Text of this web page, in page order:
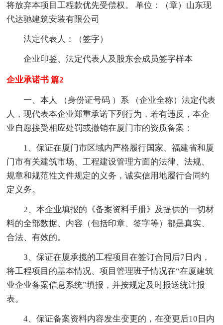
将放弃本项目工程款优先受偿权。 单位：（章）山东现
代达驰建筑安装有限公司
法定代表人：（签字）
企业印鉴、法定代表人及股东会成员签字样本
企业承诺书 篇2
一、本人 （身份证号码 ）系 （企业全称）法定代表
人，现代表本企业郑重承诺下列行为，若有违反，本企
业自愿接受相应处罚或撤销在厦门市的资质备案：
1、保证在厦门市区域内严格履行国家、福建省和厦
门市有关建筑市场、工程建设管理方面的法律、法规、
规章和规范性文件规定的义务，诚实信用地履行合同约
定义务。
2、本企业填报的《备案资料手册》及提供的一切材
料的全部数据、内容（包括印章、签字等）都是真实、
合法、有效的。
3、保证在厦承揽的工程项目在签订合同后7日内，
将工程项目的基本情况、项目管理班子情况在“在厦建筑
业企业备案信息系统”填报，并按规定及时报送统计报
表。
4、保证备案资料内容发生变更的，在变更后10日内